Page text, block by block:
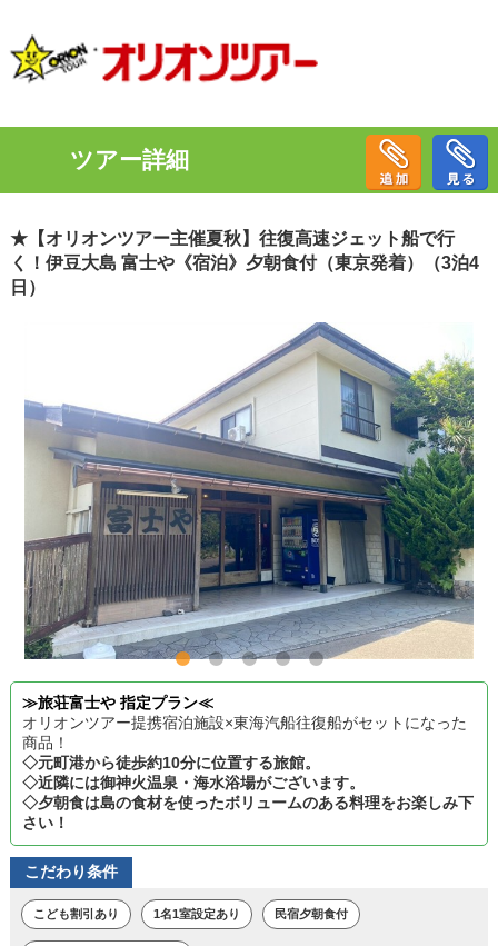
ツアー詳細
★【オリオンツアー主催夏秋】往復高速ジェット船で行
く！伊豆大島 富士や《宿泊》夕朝食付（東京発着）（3泊4
日）
≫旅荘富士や 指定プラン≪
オリオンツアー提携宿泊施設×東海汽船往復船がセットになった
商品！
◇元町港から徒歩約10分に位置する旅館。
◇近隣には御神火温泉・海水浴場がございます。
◇夕朝食は島の食材を使ったボリュームのある料理をお楽しみ下
さい！
こだわり条件
こども割引あり 1名1室設定あり 民宿夕朝食付